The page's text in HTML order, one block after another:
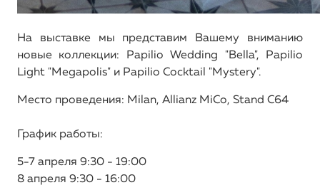
На выставке мы представим Вашему вниманию
новые коллекции: Papilio Wedding "Bella", Papilio
Light "Megapolis" и Papilio Cocktail "Mystery".
Место проведения: Milan, Allianz MiCo, Stand C64
График работы:
5-7 апреля 9:30 - 19:00
8 апреля 9:30 - 16:00